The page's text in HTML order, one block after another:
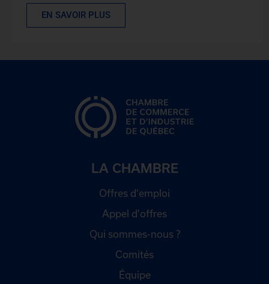
EN SAVOIR PLUS
LA CHAMBRE
Offres d'emploi
Appel d'offres
Qui sommes-nous ?
Comités
Équipe